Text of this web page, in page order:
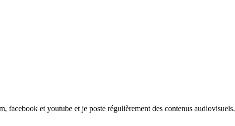
facebook et youtube et je poste régulièrement des contenus audiovisuels.